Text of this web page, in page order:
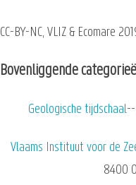
CC-BY-NC, VLIZ & Ecomare
Bovenliggende
Geologische tijdschaal
Vlaams Instituut voor de
8400